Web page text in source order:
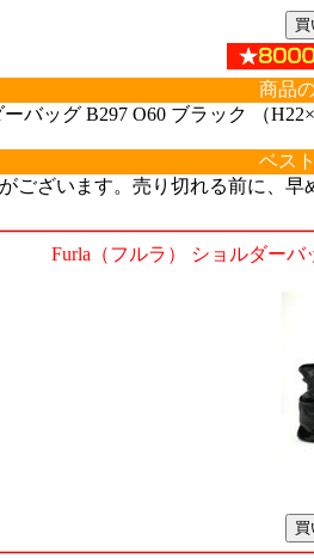
商品
バッグ B297 O60 ブラック （
ベス
ございます。売り切れる前に、
Furla（フルラ） ショルダーバ